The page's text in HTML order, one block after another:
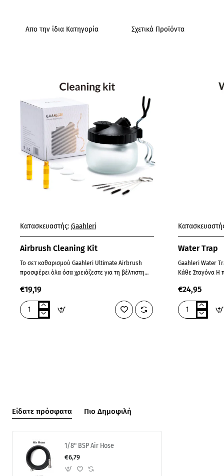
Απο την ίδια Κατηγορία Σχετικά Προϊόντα
Κατασκευαστής: Gaahleri
Airbrush Cleaning Kit
Το σετ καθαρισμού Gaahleri Ultimate Airbrush
προσφέρει όλα όσα χρειάζεστε για τη βέλτιστη
όλες τις δημοφ..
€19,19
Airbrush
Water Trap
Gaahleri Water
Κάθε Σταγόνα Η ποιότητα ενός άψογου
παροχής αέρα.
€24,95
Water
Είδατε πρόσφατα Πιο Δημοφιλή
1/8" BSP Air Hose
€6,79